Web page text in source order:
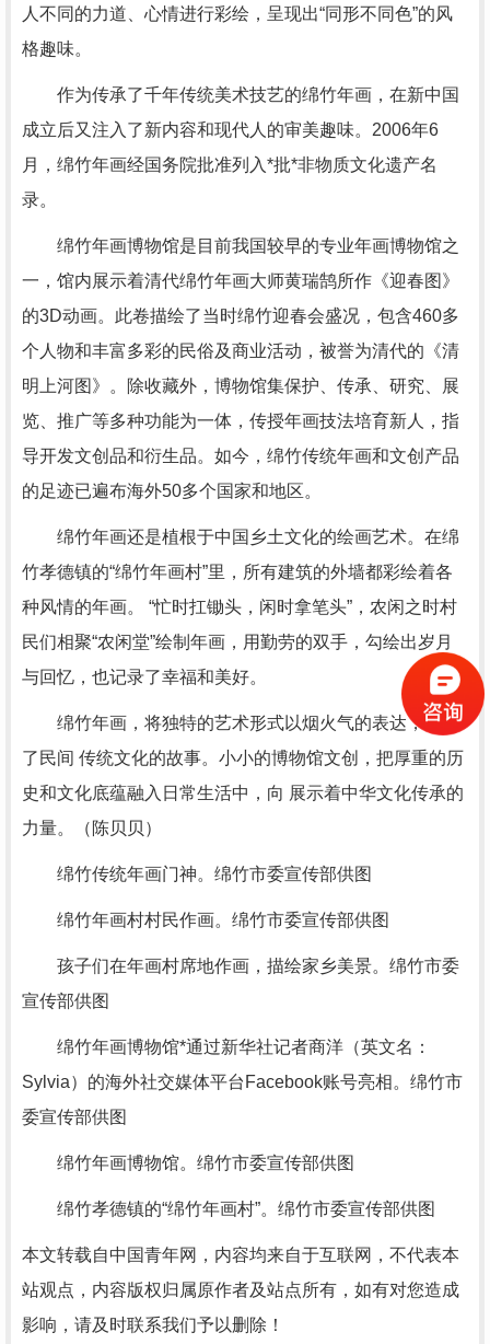
人不同的力道、心情进行彩绘，呈现出“同形不同色”的风
格趣味。
作为传承了千年传统美术技艺的绵竹年画，在新中国
成立后又注入了新内容和现代人的审美趣味。2006年6
月，绵竹年画经国务院批准列入*批*非物质文化遗产名
录。
绵竹年画博物馆是目前我国较早的专业年画博物馆之
一，馆内展示着清代绵竹年画大师黄瑞鹄所作《迎春图》
的3D动画。此卷描绘了当时绵竹迎春会盛况，包含460多
个人物和丰富多彩的民俗及商业活动，被誉为清代的《清
明上河图》。除收藏外，博物馆集保护、传承、研究、展
览、推广等多种功能为一体，传授年画技法培育新人，指
导开发文创品和衍生品。如今，绵竹传统年画和文创产品
的足迹已遍布海外50多个国家和地区。
绵竹年画还是植根于中国乡土文化的绘画艺术。在绵
竹孝德镇的“绵竹年画村”里，所有建筑的外墙都彩绘着各
种风情的年画。 “忙时扛锄头，闲时拿笔头”，农闲之时村
民们相聚“农闲堂”绘制年画，用勤劳的双手，勾绘出岁月
与回忆，也记录了幸福和美好。
绵竹年画，将独特的艺术形式以烟火气的表达，讲述
了民间 传统文化的故事。小小的博物馆文创，把厚重的历
史和文化底蕴融入日常生活中，向 展示着中华文化传承的
力量。（陈贝贝）
绵竹传统年画门神。绵竹市委宣传部供图
绵竹年画村村民作画。绵竹市委宣传部供图
孩子们在年画村席地作画，描绘家乡美景。绵竹市委
宣传部供图
绵竹年画博物馆*通过新华社记者商洋（英文名：
Sylvia）的海外社交媒体平台Facebook账号亮相。绵竹市
委宣传部供图
绵竹年画博物馆。绵竹市委宣传部供图
绵竹孝德镇的“绵竹年画村”。绵竹市委宣传部供图
本文转载自中国青年网，内容均来自于互联网，不代表本
站观点，内容版权归属原作者及站点所有，如有对您造成
影响，请及时联系我们予以删除！